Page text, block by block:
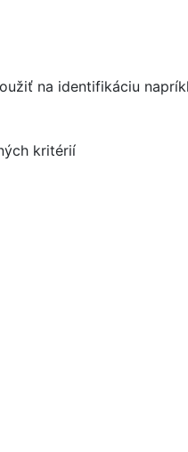
na identifikáciu
kritérií